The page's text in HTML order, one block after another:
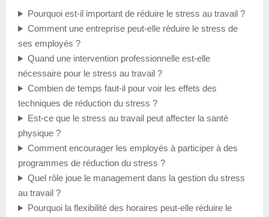
Pourquoi est-il important de réduire le stress au travail ?
Comment une entreprise peut-elle réduire le stress de
ses employés ?
Quand une intervention professionnelle est-elle
nécessaire pour le stress au travail ?
Combien de temps faut-il pour voir les effets des
techniques de réduction du stress ?
Est-ce que le stress au travail peut affecter la santé
physique ?
Comment encourager les employés à participer à des
programmes de réduction du stress ?
Quel rôle joue le management dans la gestion du stress
au travail ?
Pourquoi la flexibilité des horaires peut-elle réduire le